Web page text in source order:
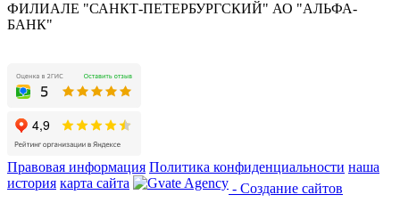
ФИЛИАЛЕ "САНКТ-ПЕТЕРБУРГСКИЙ" АО "АЛЬФА-
БАНК"
Правовая информация Политика конфиденциальности наша
история карта сайта - Создание сайтов